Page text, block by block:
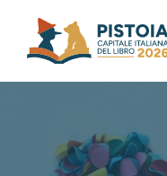
content
Eventi